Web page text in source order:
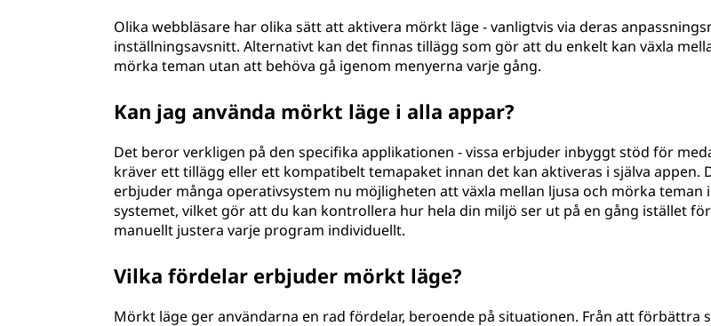
Olika webbläsare har olika sätt att aktivera mörkt läge - vanligtvis via deras
inställningsavsnitt. Alternativt kan det finnas tillägg som gör att du enkelt kan växla
mörka teman utan att behöva gå igenom menyerna varje gång.
Kan jag använda mörkt läge i alla appar?
Det beror verkligen på den specifika applikationen - vissa erbjuder inbyggt stöd för
kräver ett tillägg eller ett kompatibelt temapaket innan det kan aktiveras i själva appen.
erbjuder många operativsystem nu möjligheten att växla mellan ljusa och mörka teman
systemet, vilket gör att du kan kontrollera hur hela din miljö ser ut på en gång istället
manuellt justera varje program individuellt.
Vilka fördelar erbjuder mörkt läge?
Mörkt läge ger användarna en rad fördelar, beroende på situationen. Från att förbättra